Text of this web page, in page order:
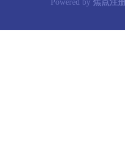
Powered by 焦点注